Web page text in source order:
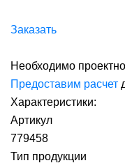
Заказать
Необходимо
Предоставим расчет
Характеристики:
Артикул
779458
Тип продукции